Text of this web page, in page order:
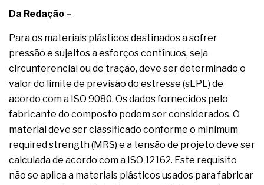
Da Redação –
Para os materiais plásticos destinados a sofrer
pressão e sujeitos a esforços contínuos, seja
circunferencial ou de tração, deve ser determinado o
valor do limite de previsão do estresse (sLPL) de
acordo com a ISO 9080. Os dados fornecidos pelo
fabricante do composto podem ser considerados. O
material deve ser classificado conforme o minimum
required strength (MRS) e a tensão de projeto deve ser
calculada de acordo com a ISO 12162. Este requisito
não se aplica a materiais plásticos usados para fabricar